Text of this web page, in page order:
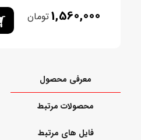
1,560,000تومان
معرفی محصول
محصولات مرتبط
فایل های مرتبط